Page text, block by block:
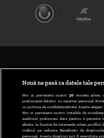
Nouă ne pasă ca datele tale
Noi și partenerii noștri 30stocăm și/sau
prelucrarea datelor cu caracter personal.
cu politica de confidențialitate. Aceste
Noi si partenerii nostri (retelele de
analitice) prelucram date pentru a permite
afisate in functie de interesele si/sau profilul
traficul pe website. Beneficiati de
personal. Aceste drepturi pot fi exercitate